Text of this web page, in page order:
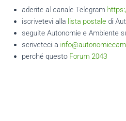
aderite al canale Telegram
iscrivetevi alla lista postale di
seguite Autonomie e Ambiente
scriveteci a
perché questo Forum 2043